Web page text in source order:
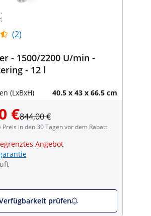
(2)
- 1500/2200 U/min -
- 12 l
(LxBxH) 40.5 x 43 x 66.5 cm
€844,00 €
in den 30 Tagen vor dem Rabatt
Angebot
prüfen